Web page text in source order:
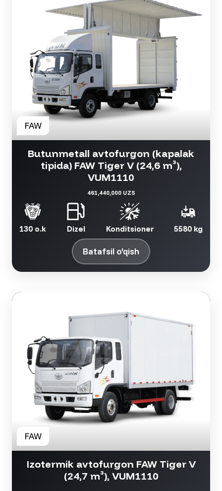
Butunmetall avtofurgon (kapalak
tipida) FAW Tiger V (24,6 m³),
VUM1110
461,440,000 UZS
130 o.k Dizel Konditsioner 5580 kg
Batafsil o'qish
Izotermik avtofurgon FAW Tiger V
(24,7 m³), VUM1110